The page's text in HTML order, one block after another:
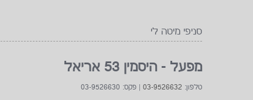
סניפי מיטה לי
מפעל - היסמין 53 אריאל
טלפון: 03-9526632 | פקס: 03-9526630